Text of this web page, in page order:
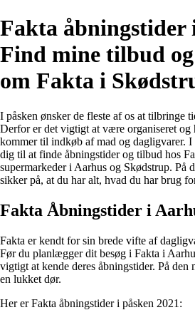
Fakta åbningstider
Find mine tilbud
om Fakta i
I påsken ønsker de fleste af os at tilbringe
Derfor er det vigtigt at være organiseret og
kommer til indkøb af mad og dagligvarer.
dig til at finde åbningstider og tilbud hos
supermarkeder i Aarhus og Skødstrup. På
sikker på, at du har alt, hvad du har brug
Fakta Åbningstider i
Fakta er kendt for sin brede vifte af
Før du planlægger dit besøg i Fakta i
vigtigt at kende deres åbningstider. På den
en lukket dør.
Her er Fakta åbningstider i påsken 2021: